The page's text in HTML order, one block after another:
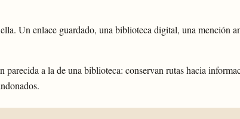
Un enlace guardado, una biblioteca digital, una mención
a la de una biblioteca: conservan rutas hacia